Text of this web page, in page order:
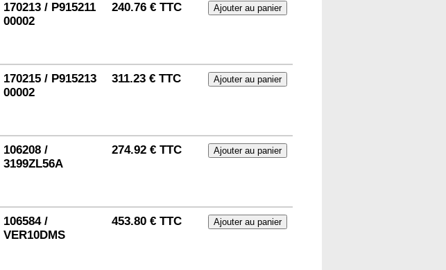
170213 / P915211
00002
240.76 € TTC
170215 / P915213
00002
311.23 € TTC
106208 /
3199ZL56A
274.92 € TTC
106584 /
VER10DMS
453.80 € TTC